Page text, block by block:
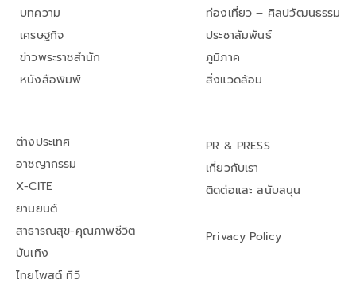
บทความ
เศรษฐกิจ
ข่าวพระราชสำนัก
หนังสือพิมพ์
ท่องเที่ยว – ศิลปวัฒนธรรม
ประชาสัมพันธ์
ภูมิภาค
สิ่งแวดล้อม
ต่างประเทศ
อาชญากรรม
X-CITE
ยานยนต์
สาธารณสุข-คุณภาพชีวิต
บันเทิง
ไทยโพสต์ ทีวี
PR & PRESS
เกี่ยวกับเรา
ติดต่อและ สนับสนุน
Privacy Policy